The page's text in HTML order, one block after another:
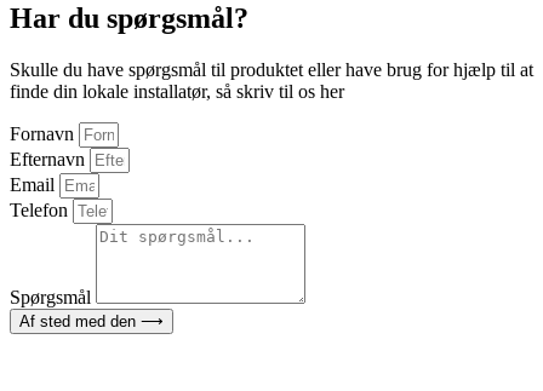
Har du spørgsmål?
Skulle du have spørgsmål til produktet eller have brug for hjælp til at
finde din lokale installatør, så skriv til os her
Fornavn
Efternavn
Email
Telefon
Spørgsmål
Af sted med den ⟶